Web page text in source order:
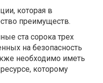
которая в
преимуществ.
ста сорока трех
на безопасность
необходимо иметь
которому